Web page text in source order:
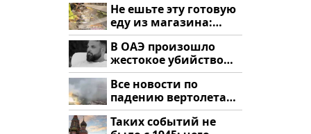
Не ешьте эту готовую
еду из магазина:
список
В ОАЭ произошло
жестокое убийство
криптомиллионера
Все новости по
падению вертолета
на Кавказе: читать
здесь
Таких событий не